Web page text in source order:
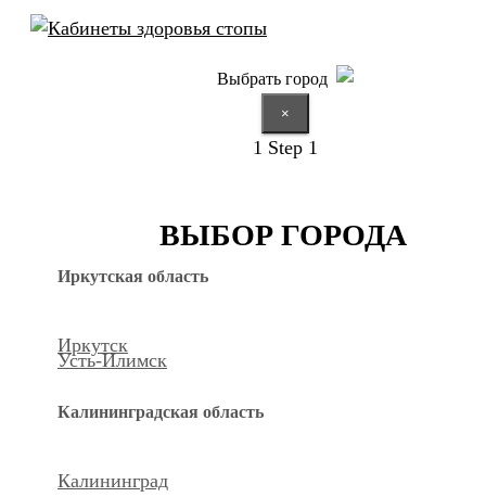
Выбрать город
×
1 Step 1
ВЫБОР ГОРОДА
Иркутская область
Иркутск
Усть-Илимск
Калининградская область
Калининград